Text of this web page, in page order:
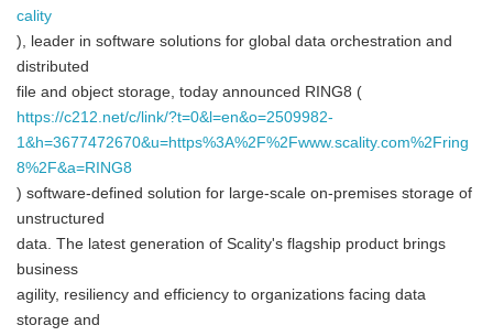
cality
), leader in software solutions for global data orchestration and
distributed
file and object storage, today announced RING8 (
https://c212.net/c/link/?t=0&l=en&o=2509982-
1&h=3677472670&u=https%3A%2F%2Fwww.scality.com%2Fring
8%2F&a=RING8
) software-defined solution for large-scale on-premises storage of
unstructured
data. The latest generation of Scality's flagship product brings
business
agility, resiliency and efficiency to organizations facing data
storage and